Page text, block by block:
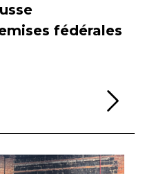
fédérales